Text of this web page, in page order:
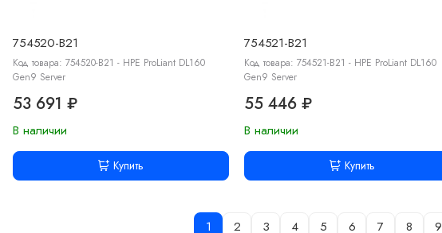
754520-B21
Код товара: 754520-B21 - HPE ProLiant DL160
Gen9 Server
53 691 ₽
В наличии
Купить
754521-B21
Код товара: 754521-B21 - HPE ProLiant DL160
Gen9 Server
55 446 ₽
В наличии
Купить
1 2 3 4 5 6 7 8 9